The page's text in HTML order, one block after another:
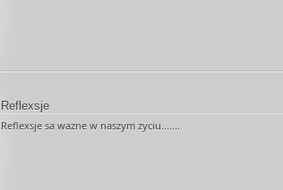
Reflexsje
Reflexsje sa wazne w naszym zyciu.......